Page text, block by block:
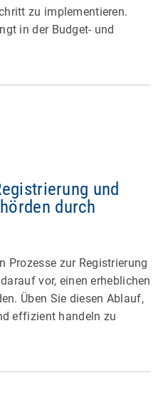
zu implementieren.
in der Budget- und
und
durch
Prozesse zur Registrierung
vor, einen erheblichen
Üben Sie diesen Ablauf,
effizient handeln zu